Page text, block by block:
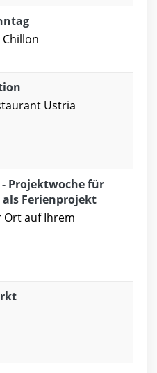
Ustria
Projektwoche für
als Ferienprojekt
Ort auf Ihrem